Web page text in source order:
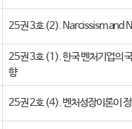
25권 3호 (2). Narcissism and
25권 3호 (1). 한국 벤처기업의
향
25권 2호 (4). 벤처성장이론이